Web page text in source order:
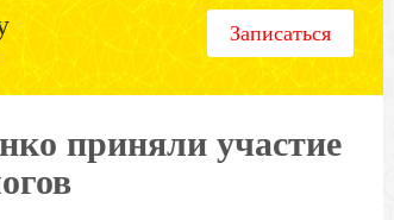
Записаться
приняли участие